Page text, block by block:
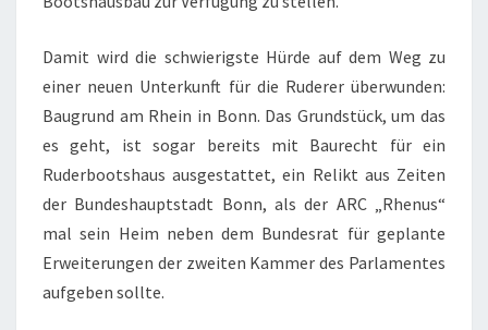
Damit wird die schwierigste Hürde auf dem Weg zu
einer neuen Unterkunft für die Ruderer überwunden:
Baugrund am Rhein in Bonn. Das Grundstück, um das
es geht, ist sogar bereits mit Baurecht für ein
Ruderbootshaus ausgestattet, ein Relikt aus Zeiten
der Bundeshauptstadt Bonn, als der ARC „Rhenus“
mal sein Heim neben dem Bundesrat für geplante
Erweiterungen der zweiten Kammer des Parlamentes
aufgeben sollte.